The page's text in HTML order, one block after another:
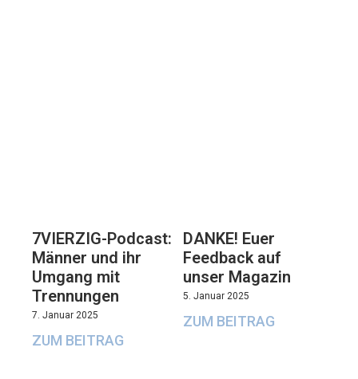
7VIERZIG-Podcast:
Männer und ihr
Umgang mit
Trennungen
7. Januar 2025
ZUM BEITRAG
DANKE! Euer
Feedback auf
unser Magazin
5. Januar 2025
ZUM BEITRAG